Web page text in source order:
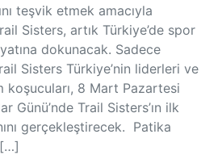
teşvik etmek amacıyla
Sisters, artık Türkiye’de spor
dokunacak. Sadece
Sisters Türkiye’nin liderleri ve
koşucuları, 8 Mart Pazartesi
Günü’nde Trail Sisters’ın ilk
gerçekleştirecek. Patika
[…]